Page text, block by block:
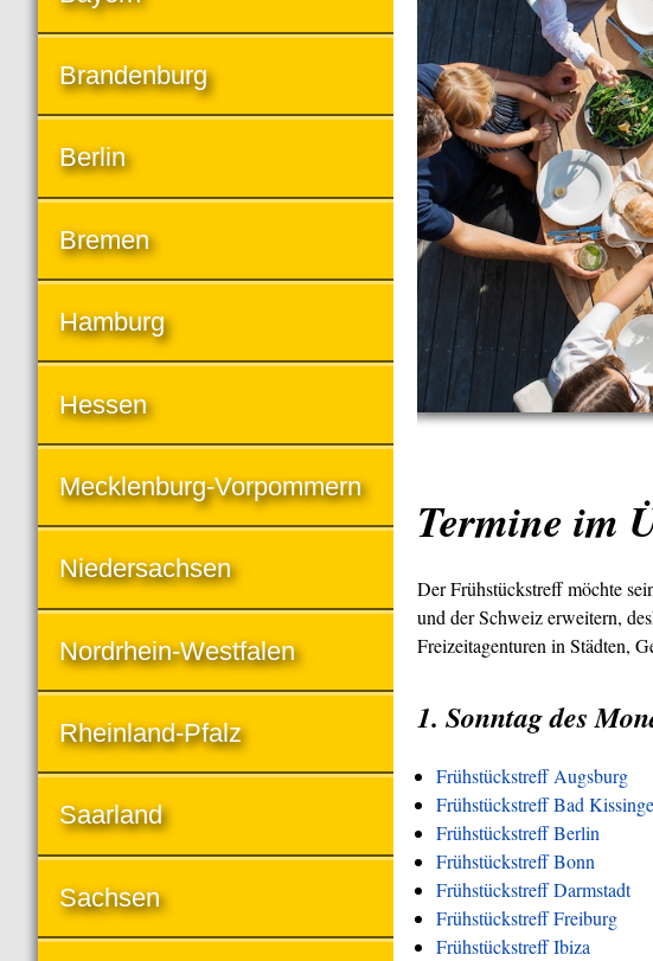
Termine im
Der Frühstückstreff möchte
und der Schweiz erweitern,
Freizeitagenturen in Städten,
1. Sonntag des
Frühstückstreff Augsburg
Frühstückstreff Bad
Frühstückstreff Berlin
Frühstückstreff Bonn
Frühstückstreff Darmstadt
Frühstückstreff Freiburg
Frühstückstreff Ibiza
Brandenburg
Berlin
Bremen
Hamburg
Hessen
Mecklenburg-Vorpommern
Niedersachsen
Nordrhein-Westfalen
Rheinland-Pfalz
Saarland
Sachsen